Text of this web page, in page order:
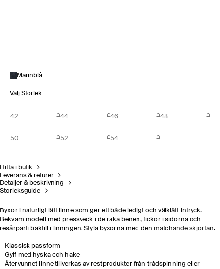
Marinblå
Välj Storlek
42 44 46 48
50 52 54
Hitta i butik
Leverans & returer
Detaljer & beskrivning
Storleksguide
Byxor i naturligt lätt linne som ger ett både ledigt och välklätt intryck.
Bekväm modell med pressveck i de raka benen, fickor i sidorna och
resårparti baktill i linningen. Styla byxorna med den matchande skjortan.
Klassisk passform
Gylf med hyska och hake
Återvunnet linne tillverkas av restprodukter från trådspinning eller